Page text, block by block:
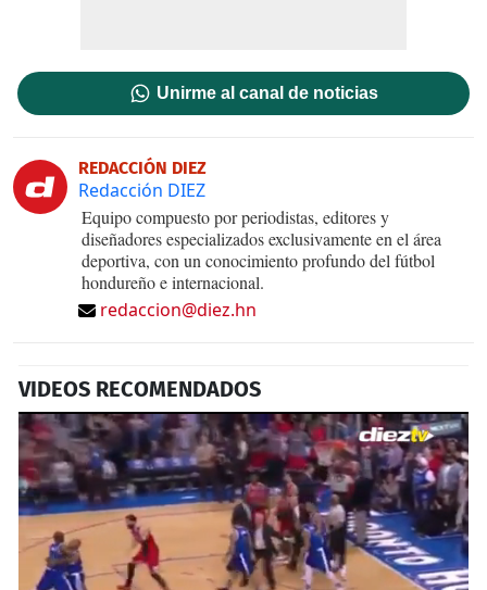
Unirme al canal de noticias
REDACCIÓN DIEZ
Redacción DIEZ
Equipo compuesto por periodistas, editores y
diseñadores especializados exclusivamente en el área
deportiva, con un conocimiento profundo del fútbol
hondureño e internacional.
redaccion@diez.hn
VIDEOS RECOMENDADOS